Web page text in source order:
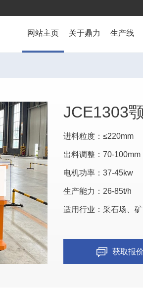
网站主页 关于鼎力 生产线
JCE1303
进料粒度：≤220mm
出料调整：70-100mm
电机功率：37-45kw
生产能力：26-85t/h
适用行业：采石场、
获取报价
江西九江时产